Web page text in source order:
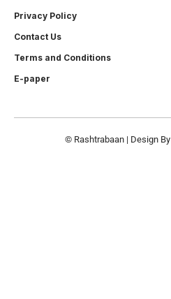
Privacy Policy
Contact Us
Terms and Conditions
E-paper
© Rashtrabaan | Design By